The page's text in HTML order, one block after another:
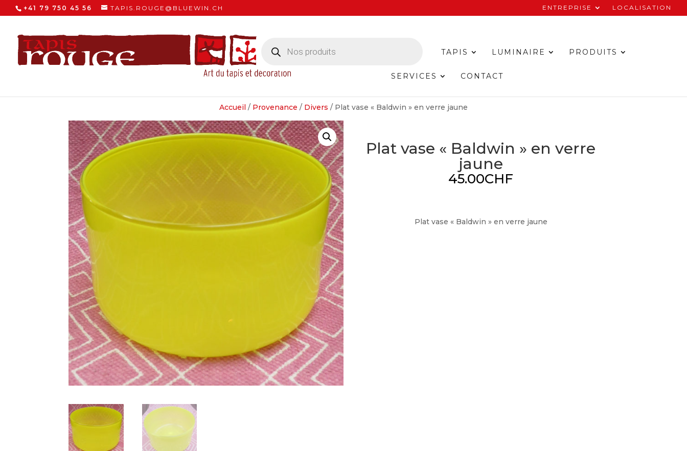
+41 79 750 45 56 TAPIS.ROUGE@BLUEWIN.CH ENTREPRISE LOCALISATION
produits TAPIS LUMINAIRE PRODUITS
SERVICES CONTACT
Accueil / Provenance / Divers / Plat vase « Baldwin » en verre jaune
Plat vase « Baldwin » en verre
jaune
45.00CHF
Plat vase « Baldwin » en verre jaune